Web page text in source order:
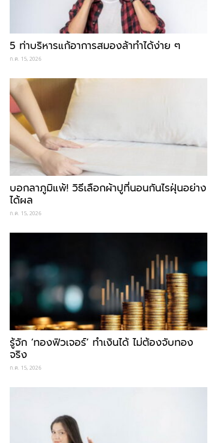
5 ท่าบริหารแก้อาการสมองล้าทำได้ง่าย ๆ
ก.ค. 15, 2026
บอกลาภูมิแพ้! วิธีเลือกผ้าปูที่นอนกันไรฝุ่นอย่าง
ได้ผล
ก.ค. 15, 2026
รู้จัก ‘ทองฟิวเจอร์’ ทำเงินได้ ไม่ต้องจับทอง
จริง
ก.ค. 15, 2026